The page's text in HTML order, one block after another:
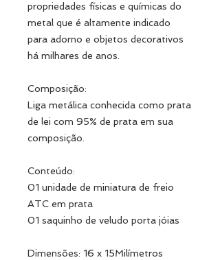
propriedades físicas e químicas do
metal que é altamente indicado
para adorno e objetos decorativos
há milhares de anos.
Composição:
Liga metálica conhecida como prata
de lei com 95% de prata em sua
composição.
Conteúdo:
01 unidade de miniatura de freio
ATC em prata
01 saquinho de veludo porta jóias
Dimensões: 16 x 15Milímetros